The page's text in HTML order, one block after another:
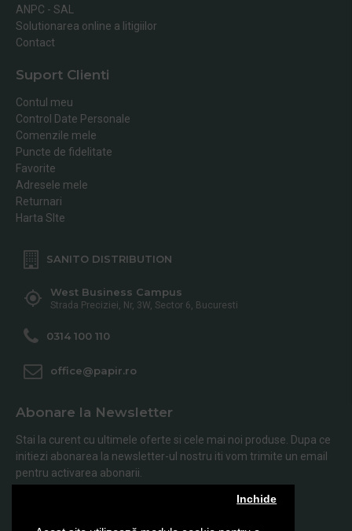
Inchide
ANPC - SAL
Solutionarea online a litigiilor
Contact
Suport Clienti
Contul meu
Control Date Personale
Comenzile mele
Puncte de fidelitate
Favorite
Adresele mele
Returnari
Harta SIte
SANITO DISTRIBUTION
West Business Campus
Strada Preciziei, Nr, 3W, Sector 6, Bucuresti
0314 100 110
office@papir.ro
Abonare la Newsletter
Stai la curent cu ultimele oferte si cele mai noi produse. Dupa ce
initiezi abonarea la newsletter-ul nostru iti vom trimite un email
pentru activarea abonarii.
Abonare